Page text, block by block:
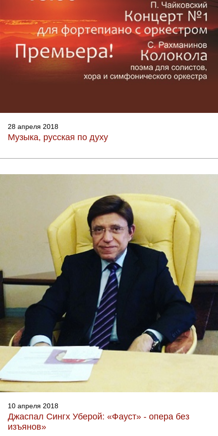
28 апреля 2018
Музыка, русская по духу
10 апреля 2018
Джаспал Сингх Уберой: «Фауст» - опера без
изъянов»